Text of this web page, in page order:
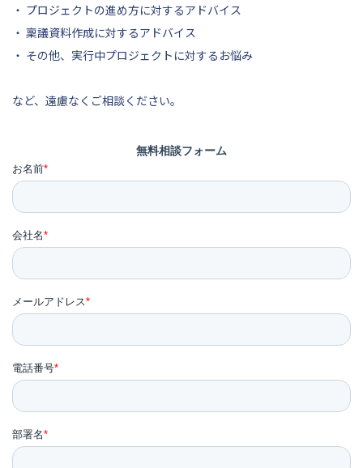
・ プロジェクトの進め方に対するアドバイス
・ 稟議資料作成に対するアドバイス
・ その他、実行中プロジェクトに対するお悩み
など、遠慮なくご相談ください。